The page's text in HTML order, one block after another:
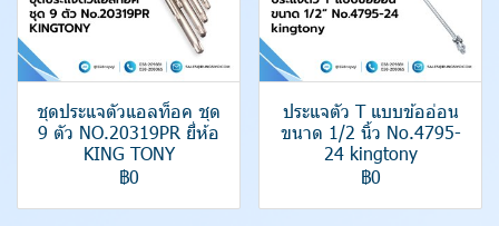
ชุดประแจตัวแอลท็อค ชุด
9 ตัว NO.20319PR ยี่ห้อ
KING TONY
฿0
ประแจตัว T แบบข้ออ่อน
ขนาด 1/2 นิ้ว No.4795-
24 kingtony
฿0